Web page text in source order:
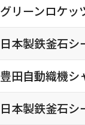
グリーンロケッ
日本製鉄釜石シ
豊田自動織機シ
日本製鉄釜石シ